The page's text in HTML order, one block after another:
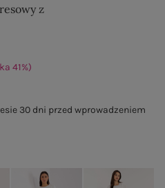
z
41%)
30 dni przed wprowadzeniem